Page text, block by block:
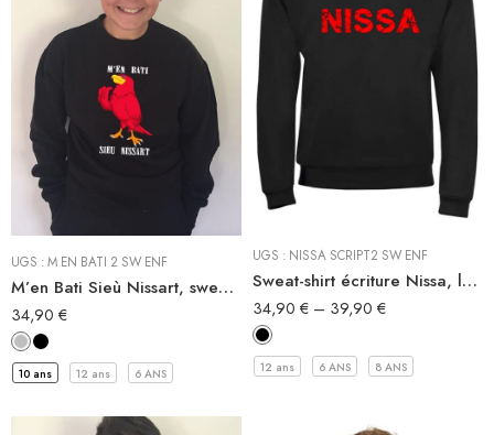
UGS :M EN BATI 2 SW ENF
M’en Bati Sieù Nissart, sweat-shirt de Nice enfant
34,90 €
10 ans 12 ans 6 ANS
Sweat-Shirt à capuche
Sweat Shirt
UGS : NISSA SCRIPT2 SW ENF
Sweat-shirt écriture Nissa, le basique de l’identité niçoise
34,90 € – 39,90 €
12 ans 6 ANS 8 ANS
Sweat-Shirt à capuche
Sweat Shirt